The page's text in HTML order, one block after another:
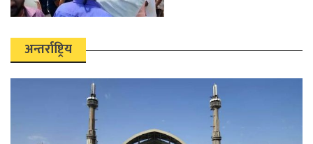
अन्तर्राष्ट्रिय